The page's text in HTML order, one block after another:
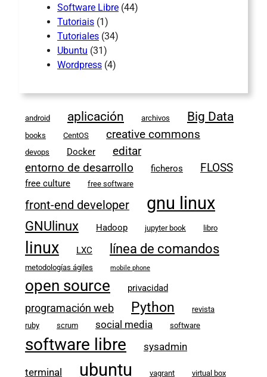
Software Libre (44)
Tutoriais (1)
Tutoriales (34)
Ubuntu (31)
Wordpress (4)
android aplicación archivos Big Data
books CentOS creative commons
devops Docker
editar
entorno de desarrollo
ficheros FLOSS
free culture free software
front-end developer gnu linux
GNUlinux Hadoop jupyter book libro
linux LXC línea de comandos
metodologías ágiles mobile phone
open source privacidad
programación web Python
revista
ruby
scrum social media software
software libre sysadmin
terminal ubuntu vagrant virtual box